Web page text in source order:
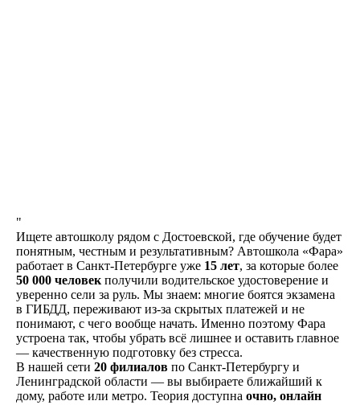
"
Ищете автошколу рядом с Достоевской, где обучение будет
понятным, честным и результативным? Автошкола «Фара»
работает в Санкт-Петербурге уже 15 лет, за которые более
50 000 человек получили водительское удостоверение и
уверенно сели за руль. Мы знаем: многие боятся экзамена
в ГИБДД, переживают из-за скрытых платежей и не
понимают, с чего вообще начать. Именно поэтому Фара
устроена так, чтобы убрать всё лишнее и оставить главное
— качественную подготовку без стресса.
В нашей сети 20 филиалов по Санкт-Петербургу и
Ленинградской области — вы выбираете ближайший к
дому, работе или метро. Теория доступна очно, онлайн
В нашей автошколе 20
филиалов по всему СПб и ЛО,
где каждый сможет выбрать
ближайший к себе
Лицензия комитета
по образованию
и заключение ГИБДД
ЛИЦЕНЗИЯ